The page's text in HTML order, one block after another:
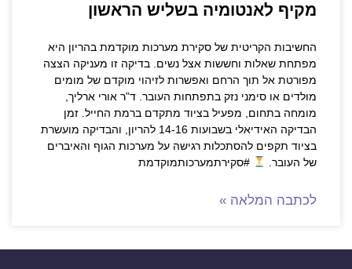
מקיף לאנטומיה בשליש הראשון
החשיבות הקריטית של סקירת מערכות מוקדמת בהריון היא
מפתחת שאלות וחששות אצל נשים. בדיקה זו מעניקה הצצה
מפורטת אל תוך הרחם ואפשרות לזיהוי מוקדם של מומים
מולדים או סימני נזק בתפתחות העובר. ד”ר אורי ארליך,
מומחה בתחום, מפעיל בציוד מתקדם ברמת החייל. זמן
הבדיקה האידיאלי בשבועות 14-16 להריון, והבדיקה מועשרת
בציוד תקפים להסתכלות רגישה על מערכות הגוף והאיברים
של העובר.
#סקירתמערכותמוקדמת
לכתבה המלאה »